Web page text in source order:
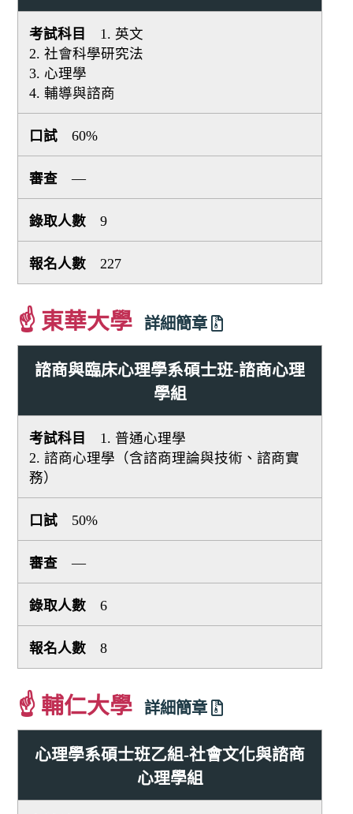
1. 英文
2. 社會科學研究法
3. 心理學
4. 輔導與諮商
60%
—
9
227
☝ 東華大學 詳細簡章
諮商與臨床心理學系碩士班-諮商心理
學組
1. 普通心理學
2. 諮商心理學（含諮商理論與技術、諮商實
務）
50%
—
6
8
☝ 輔仁大學 詳細簡章
心理學系碩士班乙組-社會文化與諮商
心理學組